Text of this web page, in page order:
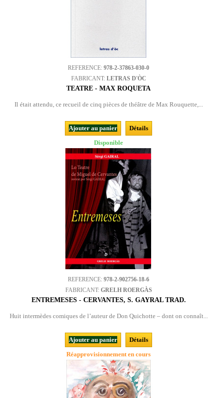
REFERENCE: 978-2-37863-030-0
FABRICANT: LETRAS D'ÒC
TEATRE - MAX ROQUETA
Il était attendu, ce recueil de cinq pièces de théâtre de Max Rouquette,...
Ajouter au panier
Détails
Disponible
REFERENCE: 978-2-902756-18-6
FABRICANT: GRELH ROERGÀS
ENTREMESES - CERVANTES, S. GAYRAL TRAD.
Huit intermèdes comiques de l’auteur de Don Quichotte – dont on connaît...
Ajouter au panier
Détails
Réapprovisionnement en cours